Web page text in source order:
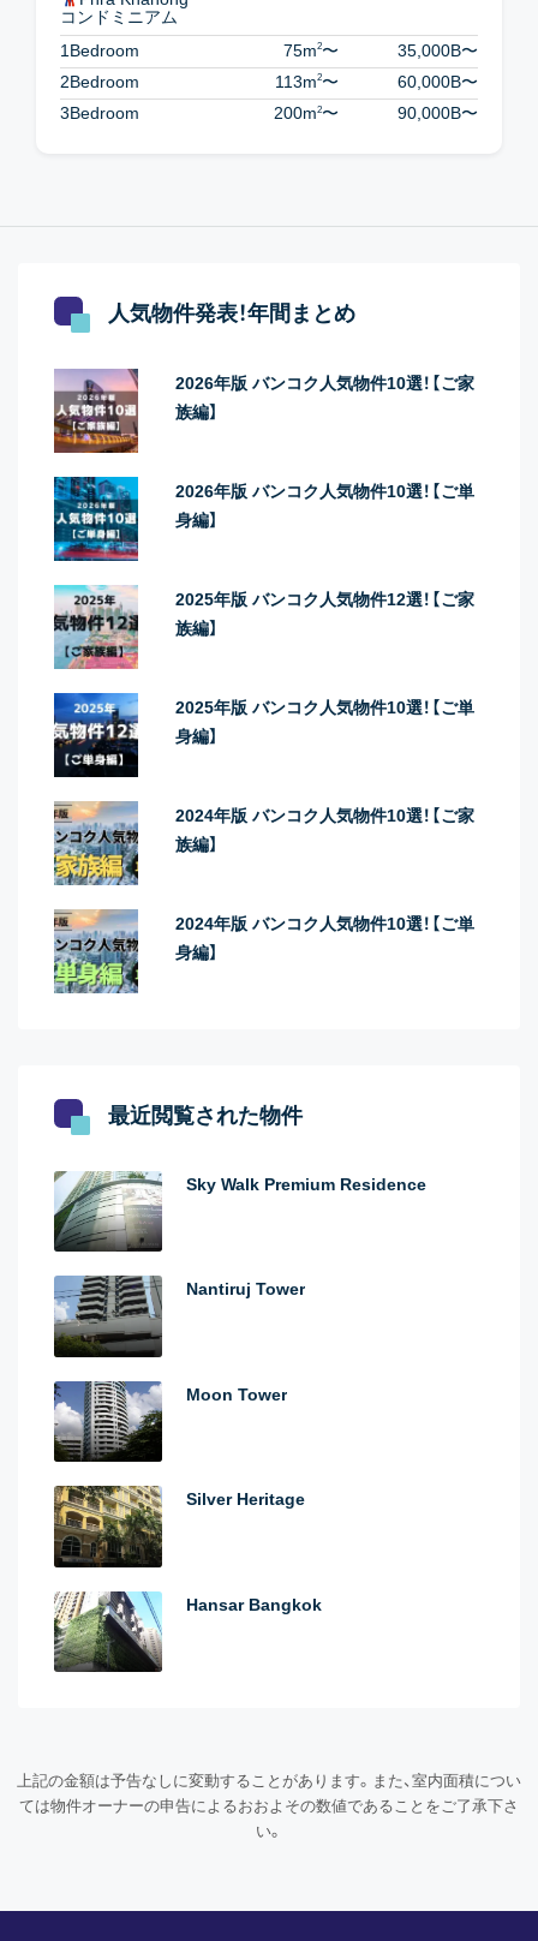
コンドミニアム
1Bedroom
75m2〜 35,000B〜
2Bedroom
113m2〜 60,000B〜
3Bedroom
200m2〜 90,000B〜
人気物件発表！年間まとめ
2026年版 バンコク人気物件10選！【ご家
族編】
2026年版 バンコク人気物件10選！【ご単
身編】
2025年版 バンコク人気物件12選！【ご家
族編】
2025年版 バンコク人気物件10選！【ご単
身編】
2024年版 バンコク人気物件10選！【ご家
族編】
2024年版 バンコク人気物件10選！【ご単
身編】
最近閲覧された物件
Sky Walk Premium Residence
Nantiruj Tower
Moon Tower
Silver Heritage
Hansar Bangkok
上記の金額は予告なしに変動することがあります。また、室内面積につい
ては物件オーナーの申告によるおおよその数値であることをご了承下さ
い。